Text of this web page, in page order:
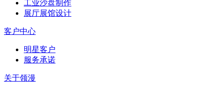
工业沙盘制作
展厅展馆设计
客户中心
明星客户
服务承诺
关于领漫